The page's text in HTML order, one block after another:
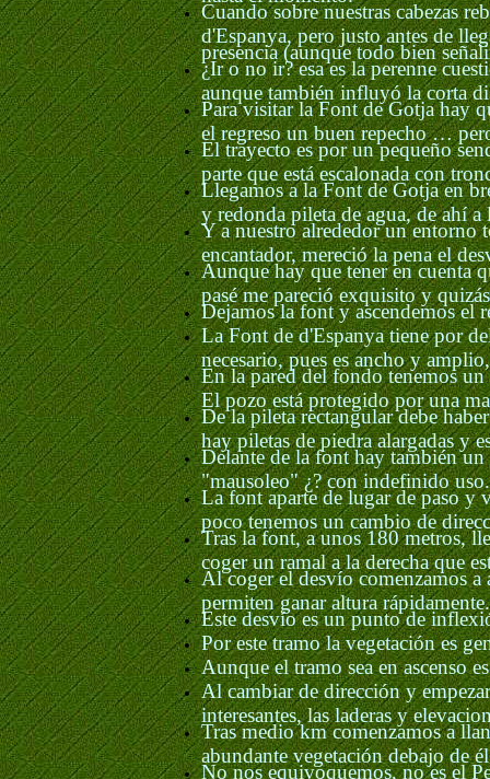
Cuando sobre nuestras cabezas
d'Espanya, pero justo antes de
presencia (aunque todo bien
¿Ir o no ir? esa es la perenne
aunque también influyó la corta
Para visitar la Font de Gotja hay
el regreso un buen repecho …
El trayecto es por un pequeño
parte que está escalonada con
Llegamos a la Font de Gotja en
y redonda pileta de agua, de ahí
Y a nuestro alrededor un entorno
encantador, mereció la pena el
Aunque hay que tener en cuenta
pasé me pareció exquisito y
Dejamos la font y ascendemos el
La Font de d'Espanya tiene por
necesario, pues es ancho y
En la pared del fondo tenemos un
El pozo está protegido por una
De la pileta rectangular debe
hay piletas de piedra alargadas y
Delante de la font hay también un
"mausoleo" ¿? con indefinido uso.
La font aparte de lugar de paso y
poco tenemos un cambio de
Tras la font, a unos 180 metros,
coger un ramal a la derecha que
Al coger el desvío comenzamos a
permiten ganar altura rápidamente.
Este desvío es un punto de
Por este tramo la vegetación es
Aunque el tramo sea en ascenso
Al cambiar de dirección y
interesantes, las laderas y
Tras medio km comenzamos a
abundante vegetación debajo de
No nos equivoquemos, no es el